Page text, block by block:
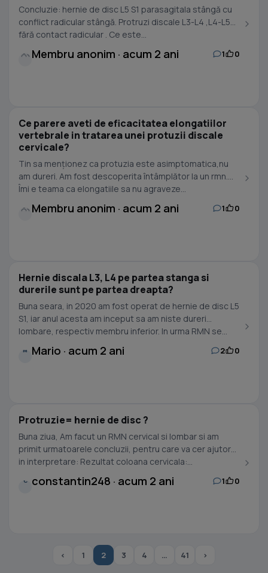
Concluzie: hernie de disc L5 S1 parasagitala stângă cu
conflict radicular stângă. Protruzi discale L3-L4 ,L4-L5
fără contact radicular . Ce este...
Membru anonim · acum 2 ani 1 0
Ce parere aveti de eficacitatea elongatiilor
vertebrale in tratarea unei protuzii discale
cervicale?
Tin sa menționez ca protuzia este asimptomatica,nu
am dureri. Am fost descoperita întâmplător la un rmn.
Îmi e teama ca elongatiile sa nu agraveze...
Membru anonim · acum 2 ani 1 0
Hernie discala L3, L4 pe partea stanga si
durerile sunt pe partea dreapta?
Buna seara, in 2020 am fost operat de hernie de disc L5
S1, iar anul acesta am inceput sa am niste dureri
lombare, respectiv membru inferior. In urma RMN se...
M Mario · acum 2 ani 2 0
Protruzie= hernie de disc ?
Buna ziua, Am facut un RMN cervical si lombar si am
primit urmatoarele concluzii, pentru care va cer ajutorul
in interpretare: Rezultat coloana cervicala:...
C constantin248 · acum 2 ani 1 0
‹ 1 2 3 4 … 41 ›